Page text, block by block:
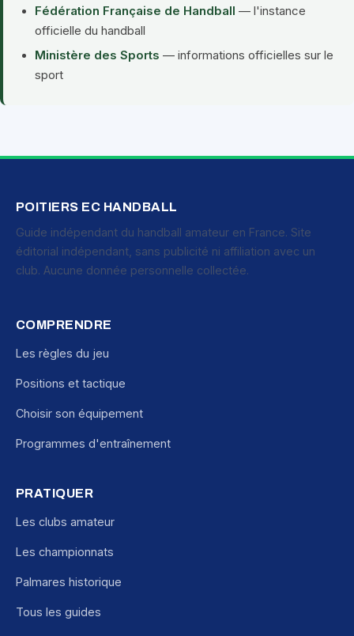
Fédération Française de Handball — l'instance
officielle du handball
Ministère des Sports — informations officielles sur le
sport
POITIERS EC HANDBALL
Guide indépendant du handball amateur en France. Site
éditorial indépendant, sans publicité ni affiliation avec un
club. Aucune donnée personnelle collectée.
COMPRENDRE
Les règles du jeu
Positions et tactique
Choisir son équipement
Programmes d'entraînement
PRATIQUER
Les clubs amateur
Les championnats
Palmares historique
Tous les guides